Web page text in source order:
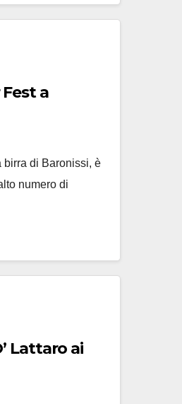
a
birra di Baronissi, è
numero di
Lattaro ai